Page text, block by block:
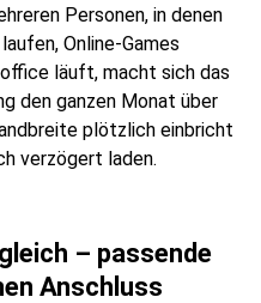
Personen, in denen
Online-Games
läuft, macht sich das
den ganzen Monat über
plötzlich einbricht
verzögert laden.
– passende
Anschluss